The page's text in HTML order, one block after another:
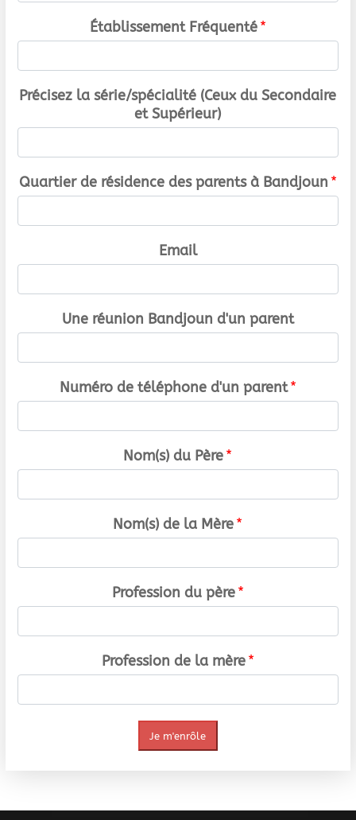
Établissement Fréquenté*
Précisez la série/spécialité (Ceux du Secondaire
et Supérieur)
Quartier de résidence des parents à Bandjoun *
Email
Une réunion Bandjoun d'un parent
Numéro de téléphone d'un parent*
Nom(s) du Père*
Nom(s) de la Mère*
Profession du père*
Profession de la mère*
Je m'enrôle